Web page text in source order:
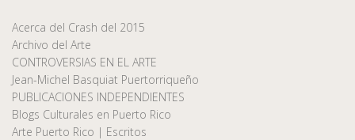
Acerca del Crash del 2015
Archivo del Arte
CONTROVERSIAS EN EL ARTE
Jean-Michel Basquiat Puertorriqueño
PUBLICACIONES INDEPENDIENTES
Blogs Culturales en Puerto Rico
Arte Puerto Rico | Escritos